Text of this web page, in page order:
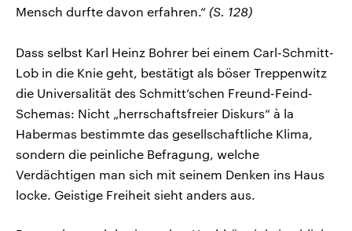
Mensch durfte davon erfahren.“ (S. 128)
Dass selbst Karl Heinz Bohrer bei einem Carl-Schmitt-
Lob in die Knie geht, bestätigt als böser Treppenwitz
die Universalität des Schmitt’schen Freund-Feind-
Schemas: Nicht „herrschaftsfreier Diskurs“ à la
Habermas bestimmte das gesellschaftliche Klima,
sondern die peinliche Befragung, welche
Verdächtigen man sich mit seinem Denken ins Haus
locke. Geistige Freiheit sieht anders aus.